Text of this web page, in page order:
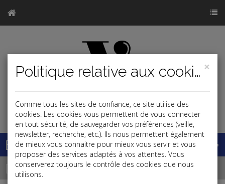
Base documentaire
Dépêches
×
Politique relative aux cookies
Comme tous les sites de confiance, ce site utilise des
cookies. Les cookies vous permettent de vous connecter
en tout sécurité, de sauvegarder vos préférences (veille,
newsletter, recherche, etc.). Ils nous permettent également
de mieux vous connaitre pour mieux vous servir et vous
proposer des services adaptés à vos attentes. Vous
conserverez toujours le contrôle des cookies que nous
utilisons.